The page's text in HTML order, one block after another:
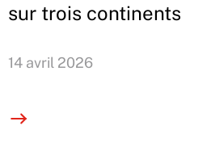
sur trois continents
14 avril 2026